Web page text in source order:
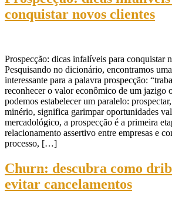
conquistar novos clientes
Prospecção: dicas infalíveis para conquistar
Pesquisando no dicionário, encontramos
interessante para a palavra prospecção:
reconhecer o valor econômico de um jazigo
podemos estabelecer um paralelo:
minério, significa garimpar oportunidades
mercadológico, a prospecção é a primeira
relacionamento assertivo entre empresas e
processo, […]
Churn: descubra como
evitar cancelamentos